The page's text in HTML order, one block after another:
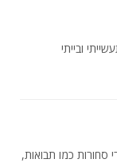
ובייתי
סחורות כמו תבואות,